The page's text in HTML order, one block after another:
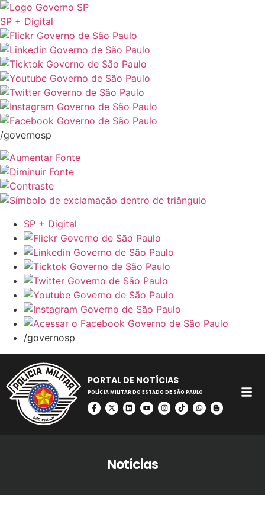
SP + Digital
/governosp
SP + Digital
/governosp
PORTAL DE NOTÍCIAS
POLÍCIA MILITAR DO ESTADO DE SÃO PAULO
Notícias